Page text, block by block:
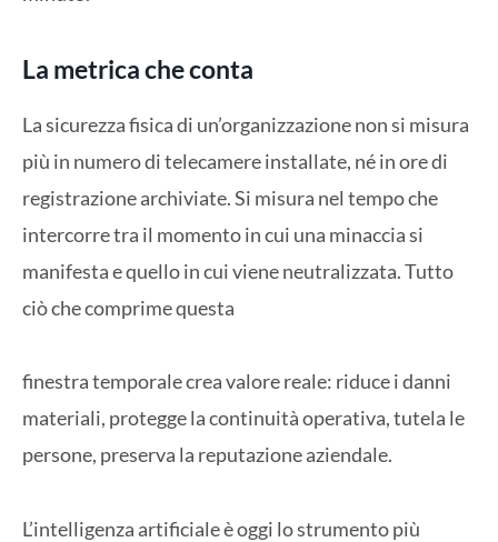
La metrica che conta
La sicurezza fisica di un’organizzazione non si misura
più in numero di telecamere installate, né in ore di
registrazione archiviate. Si misura nel tempo che
intercorre tra il momento in cui una minaccia si
manifesta e quello in cui viene neutralizzata. Tutto
ciò che comprime questa
finestra temporale crea valore reale: riduce i danni
materiali, protegge la continuità operativa, tutela le
persone, preserva la reputazione aziendale.
L’intelligenza artificiale è oggi lo strumento più